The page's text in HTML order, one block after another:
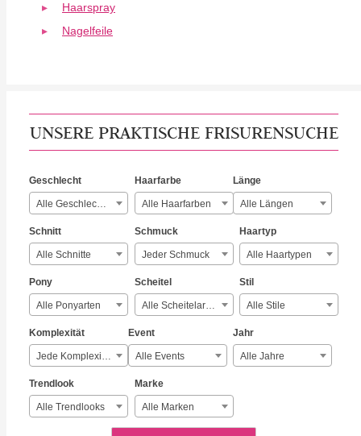
Haarspray
Nagelfeile
UNSERE PRAKTISCHE FRISURENSUCHE
Geschlecht
Alle Geschlechter
Haarfarbe
Alle Haarfarben
Länge
Alle Längen
Schnitt
Alle Schnitte
Schmuck
Jeder Schmuck
Haartyp
Alle Haartypen
Pony
Alle Ponyarten
Scheitel
Alle Scheitelarten
Stil
Alle Stile
Komplexität
Jede Komplexität
Event
Alle Events
Jahr
Alle Jahre
Trendlook
Alle Trendlooks
Marke
Alle Marken